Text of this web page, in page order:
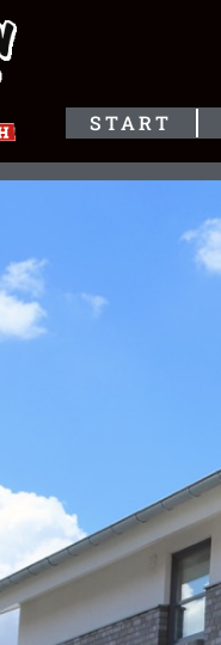
START